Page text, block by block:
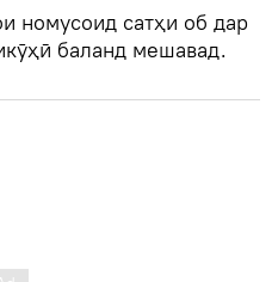
номусоид сатҳи об дар
баланд мешавад.